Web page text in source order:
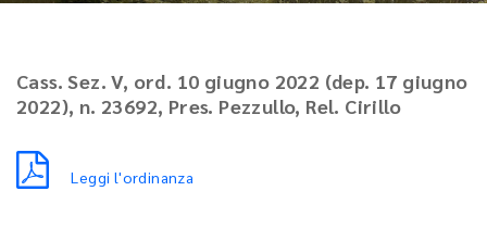
Cass. Sez. V, ord. 10 giugno 2022 (dep. 17 giugno
2022), n. 23692, Pres. Pezzullo, Rel. Cirillo
Leggi l'ordinanza